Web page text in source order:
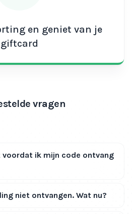
en geniet van je
giftcard
vragen
voordat ik mijn code ontvang
niet ontvangen. Wat nu?